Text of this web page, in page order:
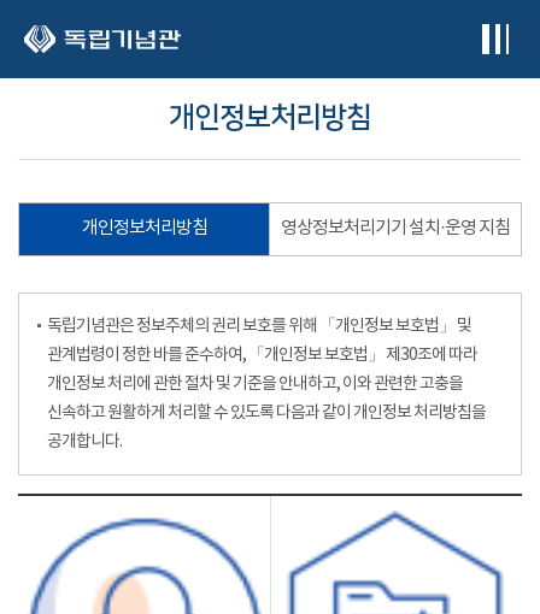
개인정보처리방침
개인정보처리방침 영상정보처리기기 설치·운영 지침
독립기념관은 정보주체의 권리 보호를 위해 「개인정보 보호법」 및
관계법령이 정한 바를 준수하여, 「개인정보 보호법」 제30조에 따라
개인정보 처리에 관한 절차 및 기준을 안내하고, 이와 관련한 고충을
신속하고 원활하게 처리할 수 있도록 다음과 같이 개인정보 처리방침을
공개합니다.